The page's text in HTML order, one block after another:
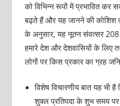
को विभिन्न रूपों में प्रभावित
बढ़ते हैं और यह जानने की कोशिश
के अनुसार, यह नूतन संवत्सर 2081
हमारे देश और देशवासियों के
लोगों पर किस प्रकार का ग्रह
विशेष विचारणीय बात यह
शुक्ल प्रतिपदा के शुभ समय पर